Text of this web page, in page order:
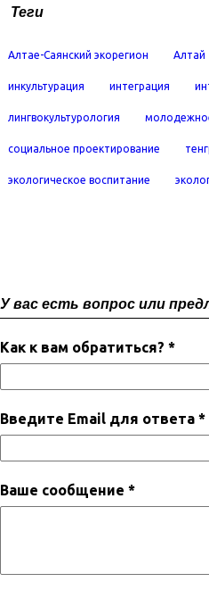
Теги
Алтае-Саянский экорегион Алтай
инкультурация интеграция
лингвокультурология
социальное проектирование
экологическое воспитание
У вас есть вопрос или
Как к вам обратиться? *
Введите Email для ответа *
Ваше сообщение *